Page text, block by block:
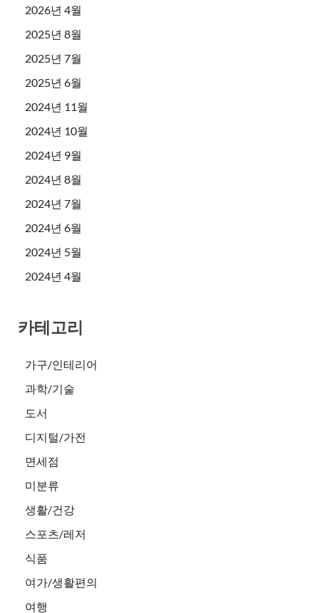
2026년 4월
2025년 8월
2025년 7월
2025년 6월
2024년 11월
2024년 10월
2024년 9월
2024년 8월
2024년 7월
2024년 6월
2024년 5월
2024년 4월
카테고리
가구/인테리어
과학/기술
도서
디지털/가전
면세점
미분류
생활/건강
스포츠/레저
식품
여가/생활편의
여행